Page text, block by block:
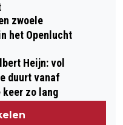
zwoele
het Openlucht
Heijn: vol
duurt vanaf
keer zo lang